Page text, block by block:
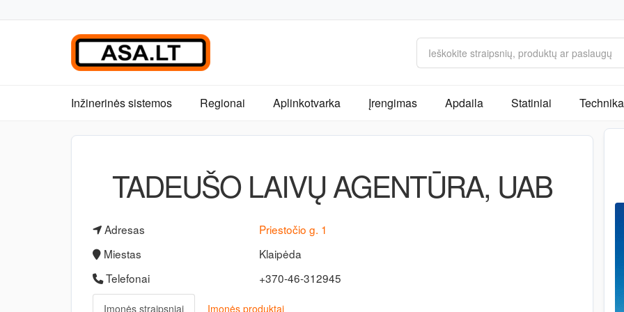
Inžinerinės sistemos Regionai Aplinkotvarka Įrengimas Apdaila Statiniai
TADEUŠO LAIVŲ AGENTŪRA, UAB
Adresas
Priestočio g. 1
Miestas
Klaipėda
Telefonai
+370-46-312945
Įmonės straipsniai Įmonės produktai